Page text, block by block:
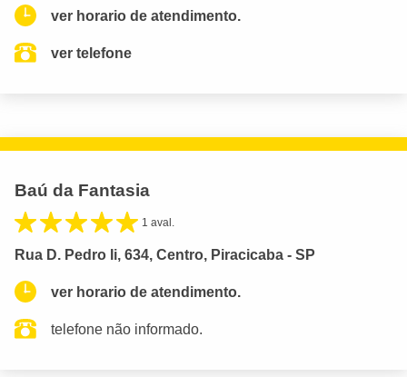
ver horario de atendimento.
ver telefone
Baú da Fantasia
1 aval.
Rua D. Pedro Ii, 634, Centro, Piracicaba - SP
ver horario de atendimento.
telefone não informado.